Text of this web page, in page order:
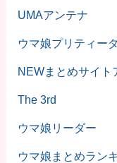
UMAアンテナ
ウマ娘プリティー
NEWまとめサイト
The 3rd
ウマ娘リーダー
ウマ娘まとめラン